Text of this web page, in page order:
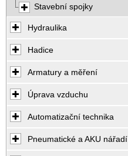
Stavební spojky
Hydraulika
Hadice
Armatury a měření
Úprava vzduchu
Automatizační technika
Pneumatické a AKU nářadí